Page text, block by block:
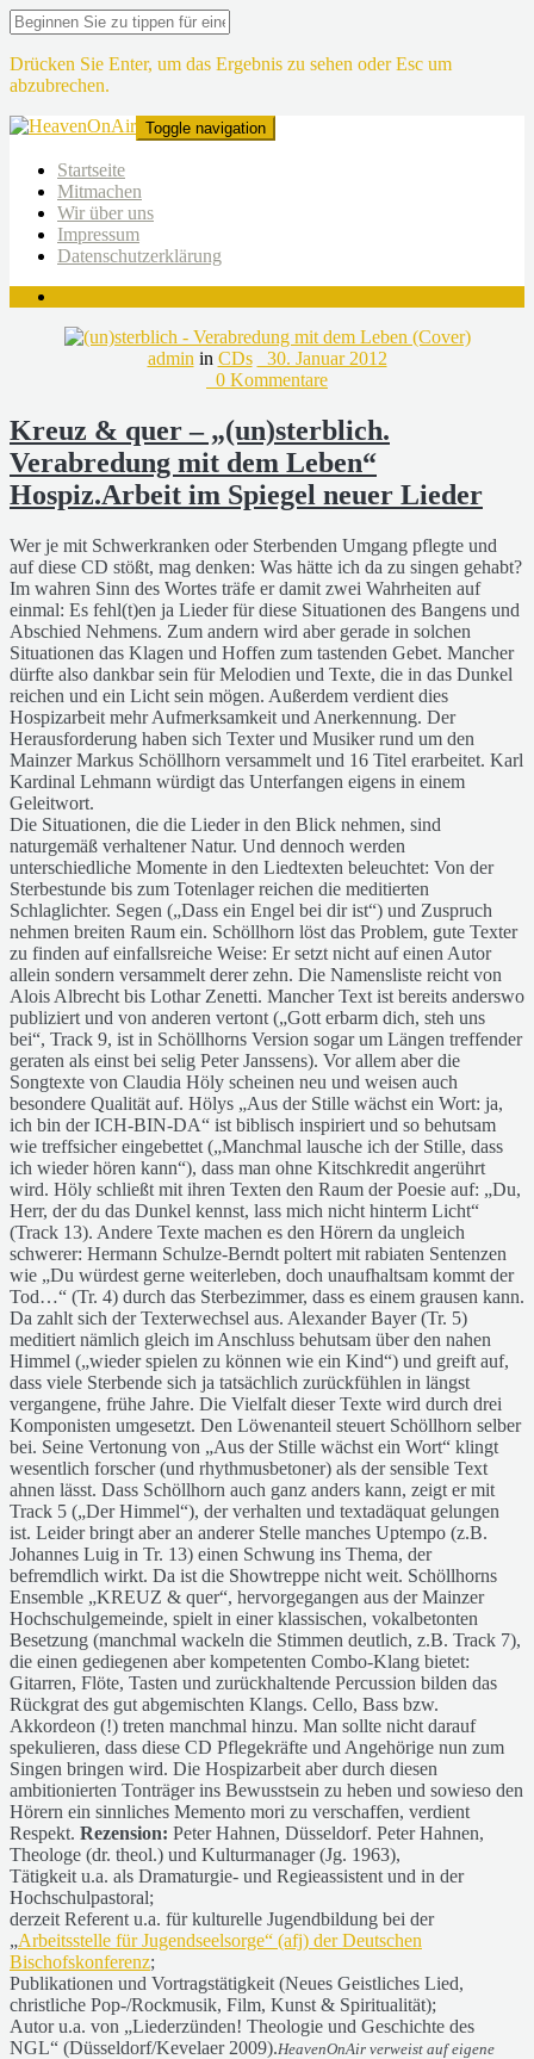
Drücken Sie Enter, um das Ergebnis zu sehen oder Esc um
abzubrechen.
Toggle navigation
Startseite
Mitmachen
Wir über uns
Impressum
Datenschutzerklärung
admin in CDs
30. Januar 2012
0 Kommentare
Kreuz & quer – „(un)sterblich.
Verabredung mit dem Leben“
Hospiz.Arbeit im Spiegel neuer Lieder
Wer je mit Schwerkranken oder Sterbenden Umgang pflegte und
auf diese CD stößt, mag denken: Was hätte ich da zu singen gehabt?
Im wahren Sinn des Wortes träfe er damit zwei Wahrheiten auf
einmal: Es fehl(t)en ja Lieder für diese Situationen des Bangens und
Abschied Nehmens. Zum andern wird aber gerade in solchen
Situationen das Klagen und Hoffen zum tastenden Gebet. Mancher
dürfte also dankbar sein für Melodien und Texte, die in das Dunkel
reichen und ein Licht sein mögen. Außerdem verdient dies
Hospizarbeit mehr Aufmerksamkeit und Anerkennung. Der
Herausforderung haben sich Texter und Musiker rund um den
Mainzer Markus Schöllhorn versammelt und 16 Titel erarbeitet. Karl
Kardinal Lehmann würdigt das Unterfangen eigens in einem
Geleitwort.
Die Situationen, die die Lieder in den Blick nehmen, sind
naturgemäß verhaltener Natur. Und dennoch werden
unterschiedliche Momente in den Liedtexten beleuchtet: Von der
Sterbestunde bis zum Totenlager reichen die meditierten
Schlaglichter. Segen („Dass ein Engel bei dir ist“) und Zuspruch
nehmen breiten Raum ein. Schöllhorn löst das Problem, gute Texter
zu finden auf einfallsreiche Weise: Er setzt nicht auf einen Autor
allein sondern versammelt derer zehn. Die Namensliste reicht von
Alois Albrecht bis Lothar Zenetti. Mancher Text ist bereits anderswo
publiziert und von anderen vertont („Gott erbarm dich, steh uns
bei“, Track 9, ist in Schöllhorns Version sogar um Längen treffender
geraten als einst bei selig Peter Janssens). Vor allem aber die
Songtexte von Claudia Höly scheinen neu und weisen auch
besondere Qualität auf. Hölys „Aus der Stille wächst ein Wort: ja,
ich bin der ICH-BIN-DA“ ist biblisch inspiriert und so behutsam
wie treffsicher eingebettet („Manchmal lausche ich der Stille, dass
ich wieder hören kann“), dass man ohne Kitschkredit angerührt
wird. Höly schließt mit ihren Texten den Raum der Poesie auf: „Du,
Herr, der du das Dunkel kennst, lass mich nicht hinterm Licht“
(Track 13). Andere Texte machen es den Hörern da ungleich
schwerer: Hermann Schulze-Berndt poltert mit rabiaten Sentenzen
wie „Du würdest gerne weiterleben, doch unaufhaltsam kommt der
Tod…“ (Tr. 4) durch das Sterbezimmer, dass es einem grausen kann.
Da zahlt sich der Texterwechsel aus. Alexander Bayer (Tr. 5)
meditiert nämlich gleich im Anschluss behutsam über den nahen
Himmel („wieder spielen zu können wie ein Kind“) und greift auf,
dass viele Sterbende sich ja tatsächlich zurückfühlen in längst
vergangene, frühe Jahre. Die Vielfalt dieser Texte wird durch drei
Komponisten umgesetzt. Den Löwenanteil steuert Schöllhorn selber
bei. Seine Vertonung von „Aus der Stille wächst ein Wort“ klingt
wesentlich forscher (und rhythmusbetoner) als der sensible Text
ahnen lässt. Dass Schöllhorn auch ganz anders kann, zeigt er mit
Track 5 („Der Himmel“), der verhalten und textadäquat gelungen
ist. Leider bringt aber an anderer Stelle manches Uptempo (z.B.
Johannes Luig in Tr. 13) einen Schwung ins Thema, der
befremdlich wirkt. Da ist die Showtreppe nicht weit. Schöllhorns
Ensemble „KREUZ & quer“, hervorgegangen aus der Mainzer
Hochschulgemeinde, spielt in einer klassischen, vokalbetonten
Besetzung (manchmal wackeln die Stimmen deutlich, z.B. Track 7),
die einen gediegenen aber kompetenten Combo-Klang bietet:
Gitarren, Flöte, Tasten und zurückhaltende Percussion bilden das
Rückgrat des gut abgemischten Klangs. Cello, Bass bzw.
Akkordeon (!) treten manchmal hinzu. Man sollte nicht darauf
spekulieren, dass diese CD Pflegekräfte und Angehörige nun zum
Singen bringen wird. Die Hospizarbeit aber durch diesen
ambitionierten Tonträger ins Bewusstsein zu heben und sowieso den
Hörern ein sinnliches Memento mori zu verschaffen, verdient
Respekt. Rezension: Peter Hahnen, Düsseldorf. Peter Hahnen,
Theologe (dr. theol.) und Kulturmanager (Jg. 1963),
Tätigkeit u.a. als Dramaturgie- und Regieassistent und in der
Hochschulpastoral;
derzeit Referent u.a. für kulturelle Jugendbildung bei der
„Arbeitsstelle für Jugendseelsorge“ (afj) der Deutschen
Bischofskonferenz;
Publikationen und Vortragstätigkeit (Neues Geistliches Lied,
christliche Pop-/Rockmusik, Film, Kunst & Spiritualität);
Autor u.a. von „Liederzünden! Theologie und Geschichte des
NGL“ (Düsseldorf/Kevelaer 2009).HeavenOnAir verweist auf eigene